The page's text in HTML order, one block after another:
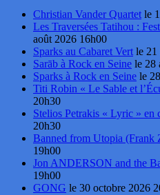
Christian Vander Quartet le
Les Traversées Tatihou :
août 2026 16h00
Sparks au Cabaret Vert le 21
Sarāb à Rock en Seine le 28
Sparks à Rock en Seine le
Titi Robin « Le Sable et
20h30
Stelios Petrakis « Lyric » en
20h30
Banned from Utopia (Frank
19h00
Jon ANDERSON and the
19h00
GONG le 30 octobre 2026